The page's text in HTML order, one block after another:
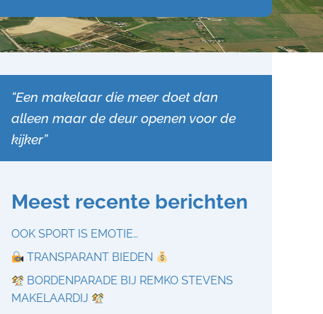
“Een makelaar die meer doet dan
alleen maar de deur openen voor de
kijker”
Meest recente berichten
OOK SPORT IS EMOTIE…
TRANSPARANT BIEDEN
BORDENPARADE BIJ REMKO STEVENS
MAKELAARDIJ